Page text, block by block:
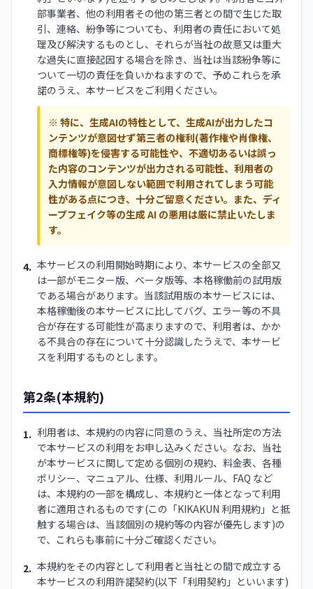
部事業者、他の利用者その他の第三者との間で生じた取
引、連絡、紛争等についても、利用者の責任において処
理及び解決するものとし、それらが当社の故意又は重大
な過失に直接起因する場合を除き、当社は当該紛争等に
ついて一切の責任を負いかねますので、予めこれらを承
諾のうえ、本サービスをご利用ください。
※ 特に、生成AIの特性として、生成AIが出力したコ
ンテンツが意図せず第三者の権利(著作権や肖像権、
商標権等)を侵害する可能性や、不適切あるいは誤っ
た内容のコンテンツが出力される可能性、利用者の
入力情報が意図しない範囲で利用されてしまう可能
性がある点につき、十分ご留意ください。また、ディ
ープフェイク等の生成 AI の悪用は厳に禁止いたしま
す。
4. 本サービスの利用開始時期により、本サービスの全部又
は一部がモニター版、ベータ版等、本格稼働前の試用版
である場合があります。当該試用版の本サービスには、
本格稼働後の本サービスに比してバグ、エラー等の不具
合が存在する可能性が高まりますので、利用者は、かか
る不具合の存在について十分認識したうえで、本サービ
スを利用するものとします。
第2条(本規約)
1. 利用者は、本規約の内容に同意のうえ、当社所定の方法
で本サービスの利用をお申し込みください。なお、当社
が本サービスに関して定める個別の規約、料金表、各種
ポリシー、マニュアル、仕様、利用ルール、FAQ など
は、本規約の一部を構成し、本規約と一体となって利用
者に適用されるものです(この「KIKAKUN 利用規約」と抵
触する場合は、当該個別の規約等の内容が優先します)の
で、これらも事前に十分ご確認ください。
2. 本規約をその内容として利用者と当社との間で成立する
本サービスの利用許諾契約(以下「利用契約」といいます)